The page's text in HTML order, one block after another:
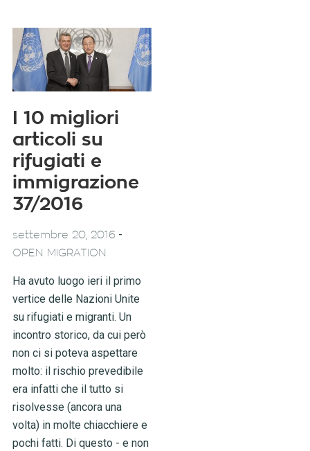
I 10 migliori
articoli su
rifugiati e
immigrazione
37/2016
settembre 20, 2016-
OPEN MIGRATION
Ha avuto luogo ieri il primo
vertice delle Nazioni Unite
su rifugiati e migranti. Un
incontro storico, da cui però
non ci si poteva aspettare
molto: il rischio prevedibile
era infatti che il tutto si
risolvesse (ancora una
volta) in molte chiacchiere e
pochi fatti. Di questo - e non